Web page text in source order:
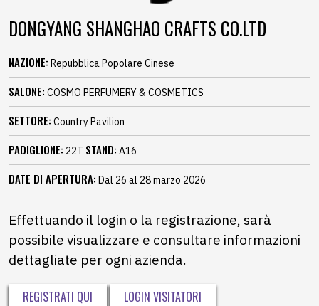
DONGYANG SHANGHAO CRAFTS CO.LTD
NAZIONE: Repubblica Popolare Cinese
SALONE: COSMO PERFUMERY & COSMETICS
SETTORE: Country Pavilion
PADIGLIONE: 22T STAND: A16
DATE DI APERTURA: Dal 26 al 28 marzo 2026
Effettuando il login o la registrazione, sarà
possibile visualizzare e consultare informazioni
dettagliate per ogni azienda.
REGISTRATI QUI
LOGIN VISITATORI